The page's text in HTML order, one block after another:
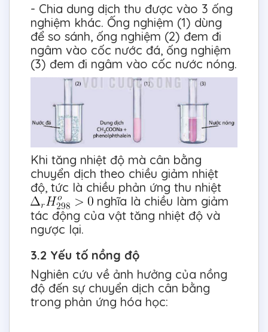
- Chia dung dịch thu được vào 3 ống
nghiệm khác. Ống nghiệm (1) dùng
để so sánh, ống nghiệm (2) đem đi
ngâm vào cốc nước đá, ống nghiệm
(3) đem đi ngâm vào cốc nước nóng.
Khi tăng nhiệt độ mà cân bằng
chuyển dịch theo chiều giảm nhiệt
độ, tức là chiều phản ứng thu nhiệt
nghĩa là chiều làm giảm
tác động của vật tăng nhiệt độ và
ngược lại.
3.2 Yếu tố nồng độ
Nghiên cứu về ảnh hưởng của nồng
độ đến sự chuyển dịch cân bằng
trong phản ứng hóa học: